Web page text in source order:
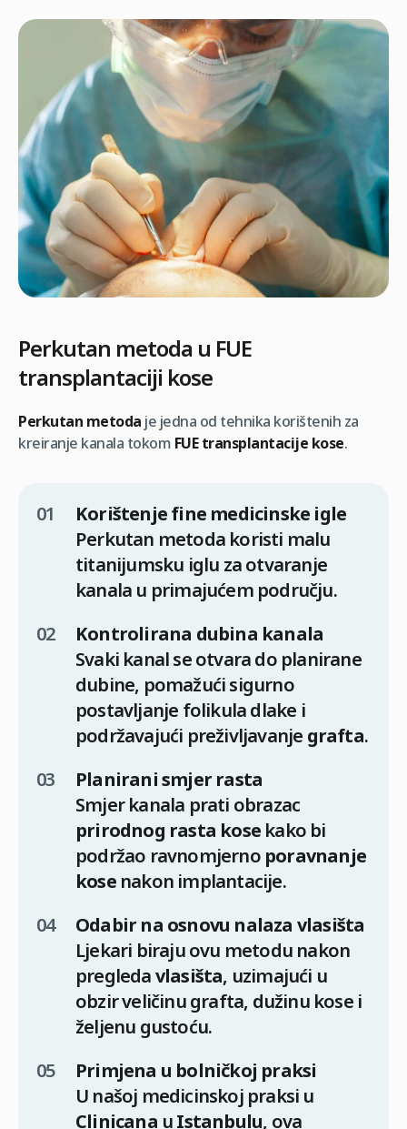
Perkutan metoda u FUE
transplantaciji kose
Perkutan metoda je jedna od tehnika korištenih za
kreiranje kanala tokom FUE transplantacije kose.
Korištenje fine medicinske igle
Perkutan metoda koristi malu
titanijumsku iglu za otvaranje
kanala u primajućem području.
Kontrolirana dubina kanala
Svaki kanal se otvara do planirane
dubine, pomažući sigurno
postavljanje folikula dlake i
podržavajući preživljavanje grafta.
Planirani smjer rasta
Smjer kanala prati obrazac
prirodnog rasta kose kako bi
podržao ravnomjerno poravnanje
kosenakon implantacije.
Odabir na osnovu nalaza vlasišta
Ljekari biraju ovu metodu nakon
pregledavlasišta, uzimajući u
obzir veličinu grafta, dužinu kose i
željenu gustoću.
Primjena u bolničkoj praksi
U našoj medicinskoj praksi u
Clinicana uIstanbulu, ova